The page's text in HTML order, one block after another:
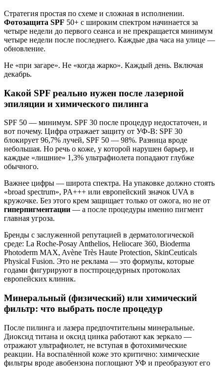
Стратегия простая по схеме и сложная в исполнении.
Фотозащита SPF 50+ с широким спектром начинается за
четыре недели до первого сеанса и не прекращается минимум
четыре недели после последнего. Каждые два часа на улице —
обновление.
Не «при загаре». Не «когда жарко». Каждый день. Включая
декабрь.
Какой SPF реально нужен после лазерной
эпиляции и химического пилинга
SPF 50 — минимум. SPF 30 после процедур недостаточен, и
вот почему. Цифра отражает защиту от УФ-В: SPF 30
блокирует 96,7% лучей, SPF 50 — 98%. Разница вроде
небольшая. Но речь о коже, у которой нарушен барьер, и
каждые «лишние» 1,3% ультрафиолета попадают глубже
обычного.
Важнее цифры — широта спектра. На упаковке должно стоять
«broad spectrum», PA+++ или европейский значок UVA в
кружочке. Без этого крем защищает только от ожога, но не от
гиперпигментации — а после процедуры именно пигмент
главная угроза.
Бренды с заслуженной репутацией в дерматологической
среде: La Roche-Posay Anthelios, Heliocare 360, Bioderma
Photoderm MAX, Avène Très Haute Protection, SkinCeuticals
Physical Fusion. Это не реклама — это формулы, которые
годами фигурируют в постпроцедурных протоколах
европейских клиник.
Минеральный (физический) или химический
фильтр: что выбрать после процедур
После пилинга и лазера предпочтительны минеральные.
Диоксид титана и оксид цинка работают как зеркало —
отражают ультрафиолет, не вступая в фотохимические
реакции. На воспалённой коже это критично: химические
фильтры вроде авобензона поглощают УФ и преобразуют его